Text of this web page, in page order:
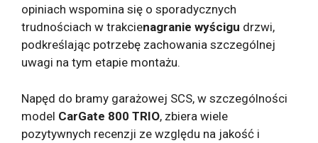
opiniach wspomina się o sporadycznych
trudnościach w trakcienagranie wyścigu drzwi,
podkreślając potrzebę zachowania szczególnej
uwagi na tym etapie montażu.
Napęd do bramy garażowej SCS, w szczególności
model CarGate 800 TRIO, zbiera wiele
pozytywnych recenzji ze względu na jakość i